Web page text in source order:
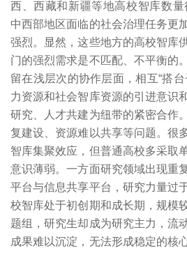
西、西藏和新疆等地高校智库数
中西部地区面临的社会治理任务更
强烈。显然，这些地方的高校智库
门的强烈需求是不匹配、不平衡的
留在浅层次的协作层面，相互“搭
力资源和社会智库资源的引进意识
研究、人才共建为纽带的紧密合作
复建设、资源难以共享等问题。很
智库集聚效应，但普通高校多采取
意识薄弱。一方面研究领域出现重
平台与信息共享平台，研究力量过
校智库处于初创期和成长期，规模
题组，研究生却成为研究主力，流
成果难以沉淀，无法形成稳定的核